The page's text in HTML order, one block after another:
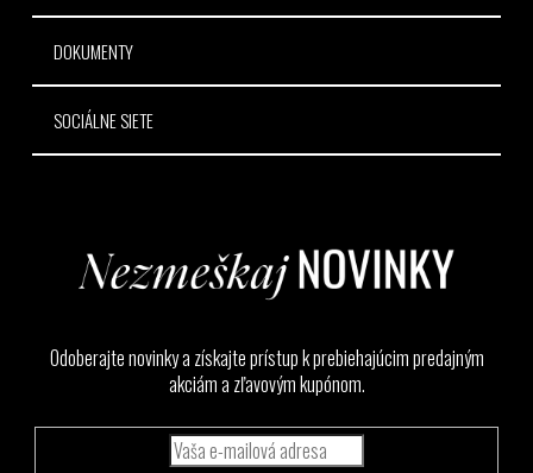
DOKUMENTY
SOCIÁLNE SIETE
Odoberajte novinky a získajte prístup k prebiehajúcim predajným
akciám a zľavovým kupónom.